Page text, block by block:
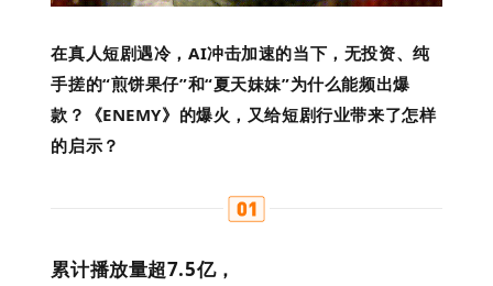
在真人短剧遇冷，AI冲击加速的当下，无投资、纯
手搓的“煎饼果仔”和“夏天妹妹”为什么能频出爆
款？《ENEMY》的爆火，又给短剧行业带来了怎样
的启示？
累计播放量超7.5亿，